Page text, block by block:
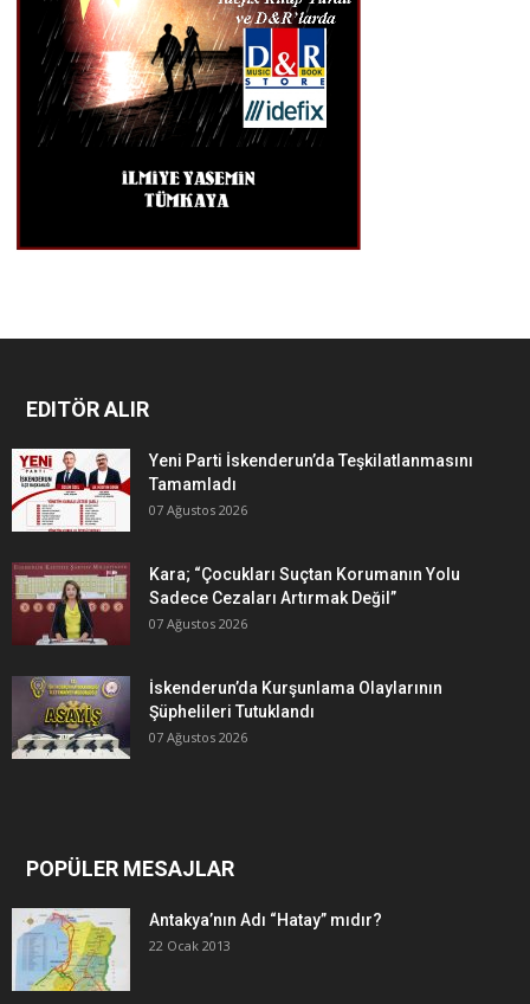
EDITÖR ALIR
Yeni Parti İskenderun’da Teşkilatlanmasını
Tamamladı
07 Ağustos 2026
Kara; “Çocukları Suçtan Korumanın Yolu
Sadece Cezaları Artırmak Değil”
07 Ağustos 2026
İskenderun’da Kurşunlama Olaylarının
Şüphelileri Tutuklandı
07 Ağustos 2026
POPÜLER MESAJLAR
Antakya’nın Adı “Hatay” mıdır?
22 Ocak 2013